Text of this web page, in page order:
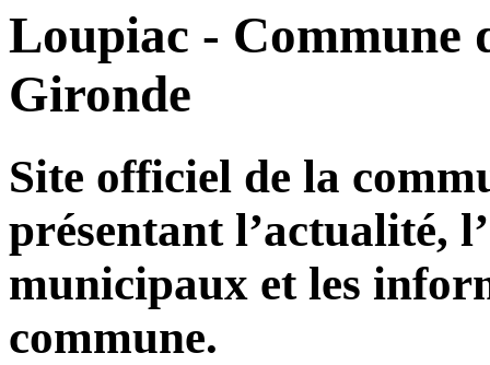
Loupiac - Commune
Gironde
Site officiel de la
présentant l’actualité,
municipaux et les
commune.